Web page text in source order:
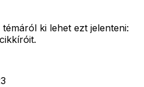
ki lehet ezt jelenteni: